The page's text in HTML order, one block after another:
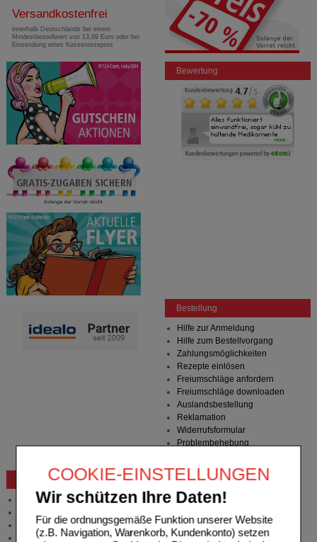
COOKIE-EINSTELLUNGEN
Wir schützen Ihre Daten!
Für die ordnungsgemäße Funktion unserer Website
(z.B. Navigation, Warenkorb, Kundenkonto) setzen
Versandkostenfrei
innerhalb Deutschlands bei einem
Mindestbestellwert von 13,99 Euro oder bei
Einsendung eines Kassenrezeptes
Bewertung
Bestellung
Hilfe zur Anmeldung
Hilfe zum Bestellvorgang
Zahlungsmöglichkeiten
Rezepte einlösen
Freiumschläge anfordern
Freiumschläge downloaden
Auslandsbestellung
Reklamation
Widerrufsformular
Problembehebung
Beratung und Service
Allgemeine Information
Meldung Arzneimittelrisiken
Zuzahlungsfreie Arzneien